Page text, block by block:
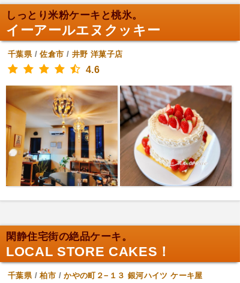
しっとり米粉ケーキと桃氷。
イーアールエヌクッキー
千葉県/佐倉市 / 井野 洋菓子店
4.6
閑静住宅街の絶品ケーキ。
LOCAL STORE CAKES！
千葉県/柏市 /かやの町２−１３ 銀河ハイツ ケーキ屋